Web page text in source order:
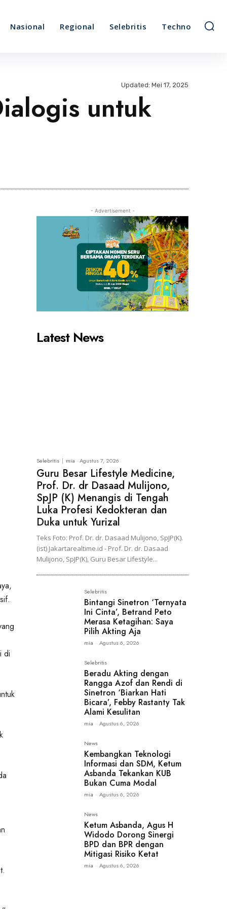
Nasional Regional Selebritis Techno
Updated: Mei 17, 2025
untuk
di
- Advertisement -
Latest News
Selebritis mia -Agustus 7, 2026
Guru Besar Lifestyle Medicine,
Prof. Dr. dr Dasaad Mulijono,
SpJP (K) Menangis di Tengah
Luka Profesi Kedokteran dan
Duka untuk Yurizal
Teks Foto: Prof. Dr. dr. Dasaad Mulijono, SpJP(K).
(ist) Jakartarealtime.id - Prof. Dr. dr. Dasaad
Mulijono, SpJP(K), Guru Besar Lifestyle...
Selebritis
Bintangi Sinetron ‘Ternyata
Ini Cinta’, Betrand Peto
Merasa Ketagihan: Saya
Pilih Akting Aja
mia - Agustus 6, 2026
Selebritis
Beradu Akting dengan
Rangga Azof dan Rendi di
Sinetron ‘Biarkan Hati
Bicara’, Febby Rastanty Tak
Alami Kesulitan
mia - Agustus 6, 2026
News
Kembangkan Teknologi
Informasi dan SDM, Ketum
Asbanda Tekankan KUB
Bukan Cuma Modal
mia - Agustus 6, 2026
News
Ketum Asbanda, Agus H
Widodo Dorong Sinergi
BPD dan BPR dengan
Mitigasi Risiko Ketat
mia - Agustus 6, 2026